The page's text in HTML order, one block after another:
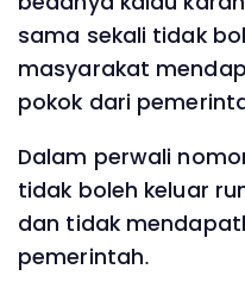
sama sekali tidak
masyarakat
pokok dari
Dalam perwali
tidak boleh keluar
dan tidak
pemerintah.